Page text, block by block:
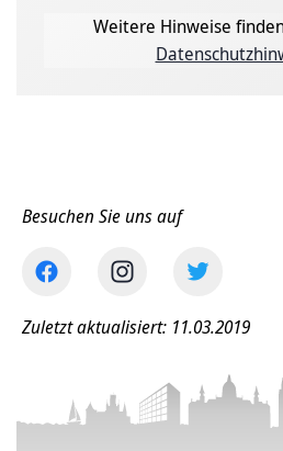
Weitere Hinweise
Besuchen Sie uns auf
Zuletzt aktualisiert: 11.03.2019